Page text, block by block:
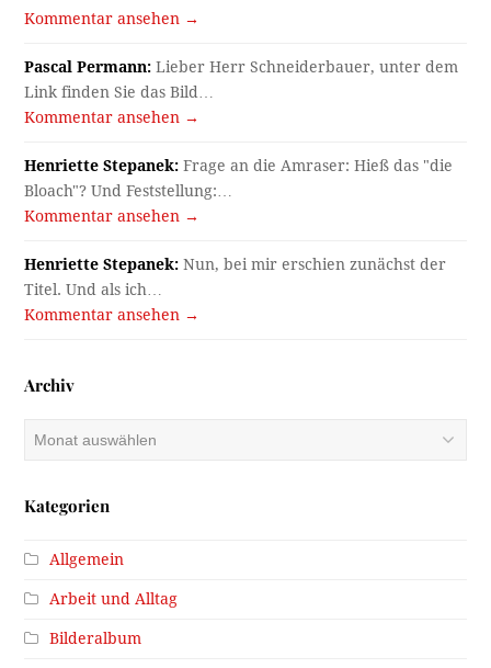
Kommentar ansehen →
Pascal Permann: Lieber Herr Schneiderbauer, unter dem
Link finden Sie das Bild…
Kommentar ansehen →
Henriette Stepanek: Frage an die Amraser: Hieß das "die
Bloach"? Und Feststellung:…
Kommentar ansehen →
Henriette Stepanek: Nun, bei mir erschien zunächst der
Titel. Und als ich…
Kommentar ansehen →
Archiv
Kategorien
Allgemein
Arbeit und Alltag
Bilderalbum